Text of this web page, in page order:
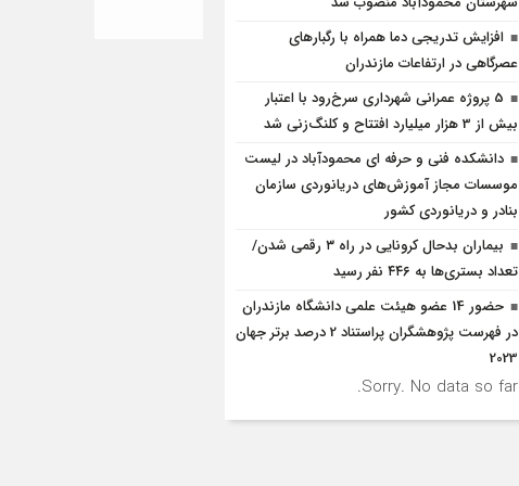
افزایش تدریجی دما همراه با رگبارهای
عصرگاهی در ارتفاعات مازندران
5 پروژه‌ عمرانی شهرداری سرخ‌رود با اعتبار
بیش از 3 هزار میلیارد افتتاح و کلنگ‌زنی شد
دانشکده فنی و حرفه ای محمودآباد در لیست
موسسات مجاز آموزش‌های دریانوردی سازمان
بنادر و دریانوردی کشور
بیماران بدحال کرونایی در راه ۳ رقمی شدن/
تعداد بستری‌ها به ۴۴۶ نفر رسید
حضور 14 عضو هیئت علمی دانشگاه مازندران
در فهرست پژوهشگران پراستناد 2 درصد برتر جهان
2023
Sorry. No data so far.